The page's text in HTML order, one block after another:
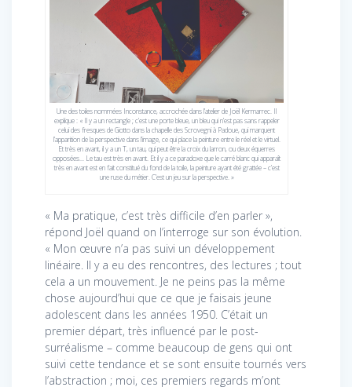
Une des toiles nommées Inconstance, accrochée dans l’atelier de Joël Kermarrec. Il
explique : « Il y a un rectangle ; c’est une porte bleue, un bleu qui n’est pas sans rappeler
celui des fresques de Giotto dans la chapelle des Scrovegni à Padoue, qui marquent
l’apparition de la perspective dans l’image, ce qui place la peinture entre le réel et le virtuel.
Et très en avant, il y a un T, un tau, qui peut être la croix du larron, ou deux équerres
opposées… Le tau est très en avant. Et il y a ce paradoxe que le carré blanc qui apparaît
très en avant est en fait constitué du fond de la toile, la peinture ayant été grattée – c’est
une ruse du métier. C’est un jeu sur la perspective. »
« Ma pratique, c’est très difficile d’en parler »,
répond Joël quand on l’interroge sur son évolution.
« Mon œuvre n’a pas suivi un développement
linéaire. Il y a eu des rencontres, des lectures ; tout
cela a un mouvement. Je ne peins pas la même
chose aujourd’hui que ce que je faisais jeune
adolescent dans les années 1950. C’était un
premier départ, très influencé par le post-
surréalisme – comme beaucoup de gens qui ont
suivi cette tendance et se sont ensuite tournés vers
l’abstraction ; moi, ces premiers regards m’ont